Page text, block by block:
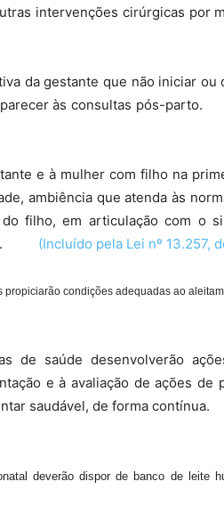
intervenções cirúrgicas
da gestante que não iniciar ou
às consultas pós-
e à mulher com filho na
ambiência que atenda às
filho, em articulação com o
(Incluído pela Lei nº 13.257,
condições adequadas ao
saúde desenvolverão
e à avaliação de ações de
saudável, de forma
deverão dispor de banco de leite